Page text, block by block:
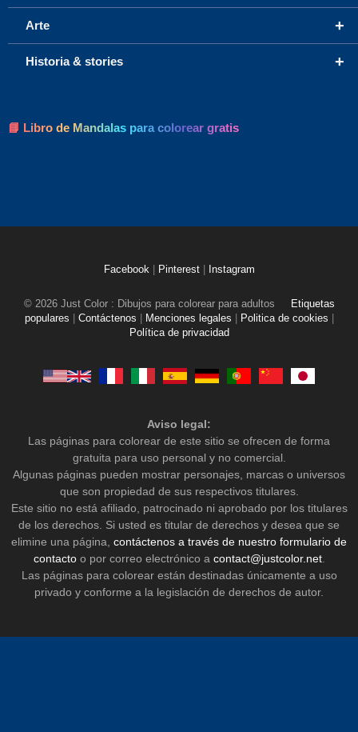
+
Arte
+
Historia & stories
📘 Libro de Mandalas para colorear gratis
Facebook Pinterest Instagram
© 2026 Just Color : Dibujos para colorear para adultos
Etiquetas
populares
Contáctenos Menciones legales Politica de cookies
Política de privacidad
Aviso legal:
Las páginas para colorear de este sitio se ofrecen de forma
gratuita para uso personal y no comercial.
Algunas páginas pueden mostrar personajes, marcas o universos
que son propiedad de sus respectivos titulares.
Este sitio no está afiliado, patrocinado ni aprobado por los titulares
de los derechos. Si usted es titular de derechos y desea que se
elimine una página, contáctenos a través de nuestro formulario de
contactoo por correo electrónico a contact@justcolor.net.
Las páginas para colorear están destinadas únicamente a uso
privado y conforme a la legislación de derechos de autor.